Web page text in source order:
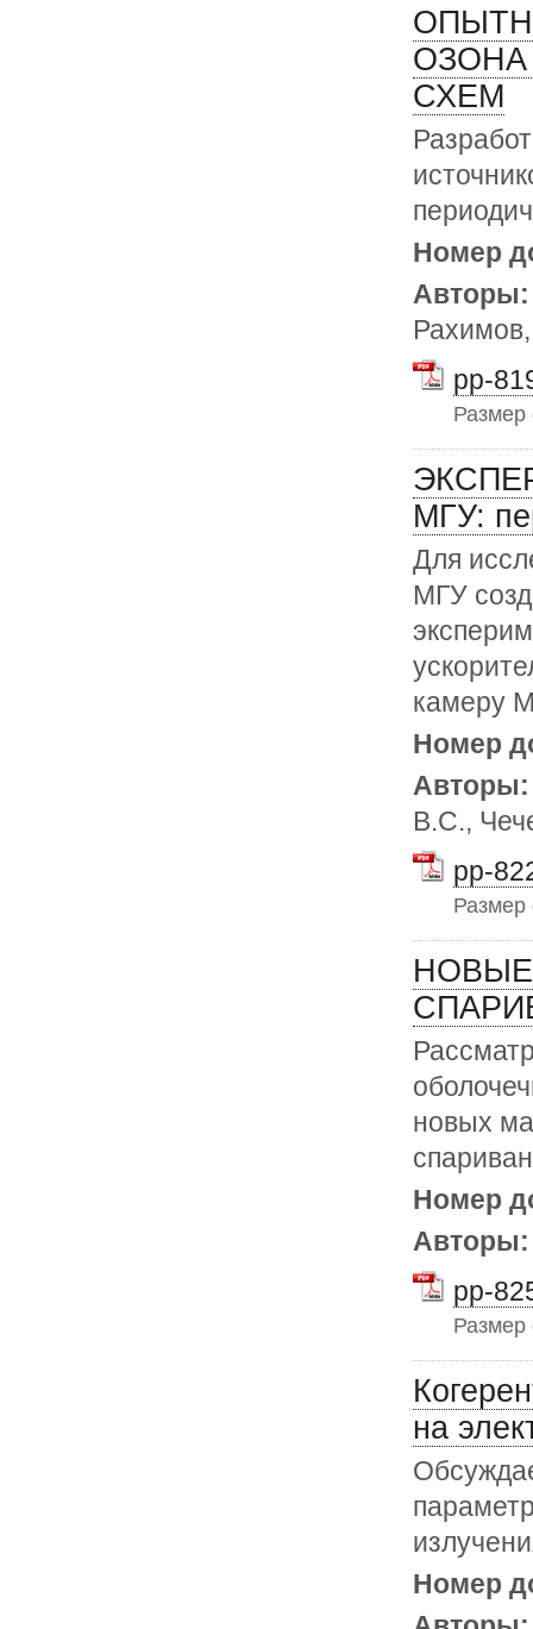
ОЗОНА
СХЕМ
Номер
pp-
МГУ:
Для
МГУ
камеру
Номер
В.С.,
pp-
новых
Номер
pp-
на
Номер